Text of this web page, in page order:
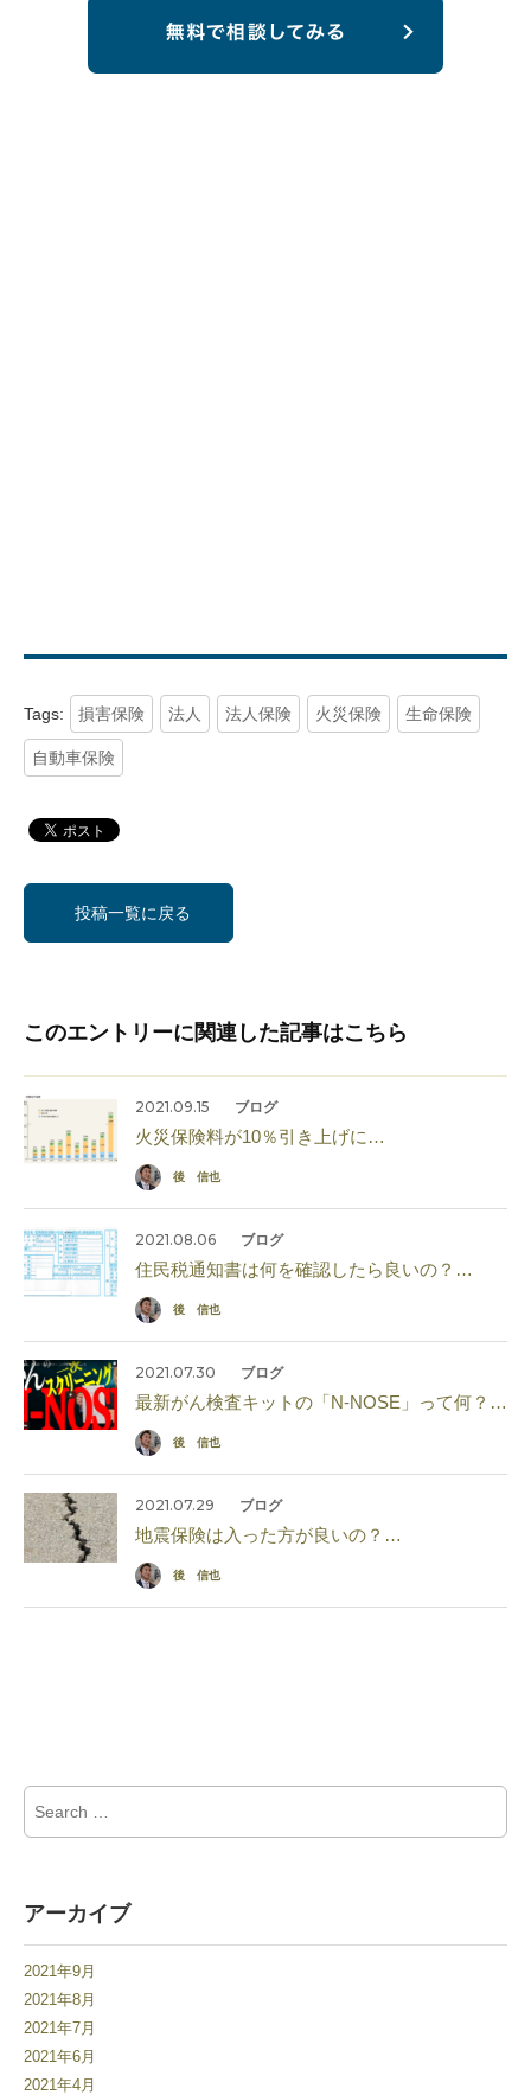
Tags: 損害保険 法人 法人保険 火災保険 生命保険
自動車保険
投稿一覧に戻る
このエントリーに関連した記事はこちら
2021.09.15 ブログ
火災保険料が10％引き上げに…
後 信也
2021.08.06 ブログ
住民税通知書は何を確認したら良いの？…
後 信也
2021.07.30 ブログ
最新がん検査キットの「N-NOSE」って何？…
後 信也
2021.07.29 ブログ
地震保険は入った方が良いの？…
後 信也
アーカイブ
2021年9月
2021年8月
2021年7月
2021年6月
2021年4月